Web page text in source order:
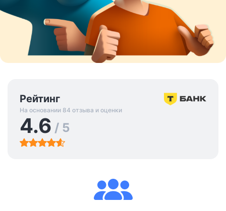
Рейтинг
На основании 84 отзыва и оценки
4.6 / 5